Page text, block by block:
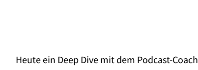
Heute ein Deep Dive mit dem Podcast-Coach